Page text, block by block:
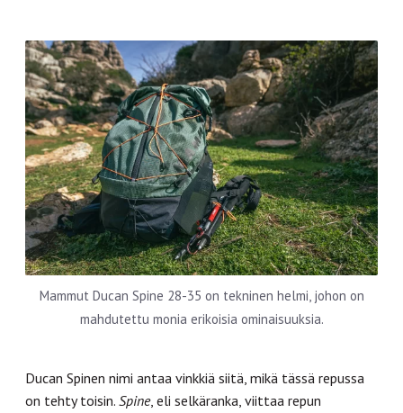
Mammut Ducan Spine 28-35 on tekninen helmi, johon on
mahdutettu monia erikoisia ominaisuuksia.
Ducan Spinen nimi antaa vinkkiä siitä, mikä tässä repussa
on tehty toisin. Spine, eli selkäranka, viittaa repun